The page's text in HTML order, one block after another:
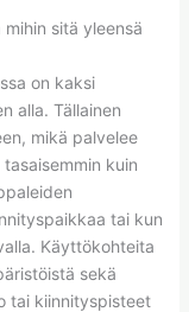
sitä yleensä
on kaksi
alla. Tällainen
mikä palvelee
kuin
tai kun
Käyttökohteita
sekä
tai kiinnityspisteet